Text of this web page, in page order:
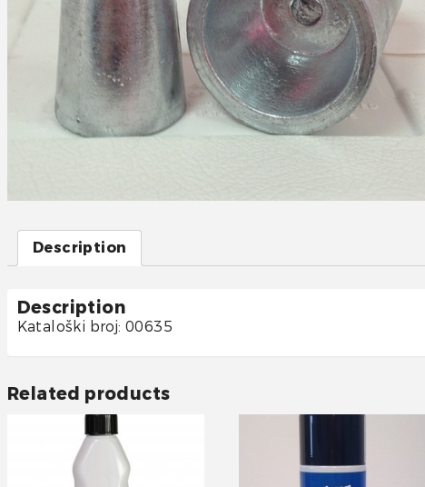
Description
Description
Kataloški broj: 00635
Related products